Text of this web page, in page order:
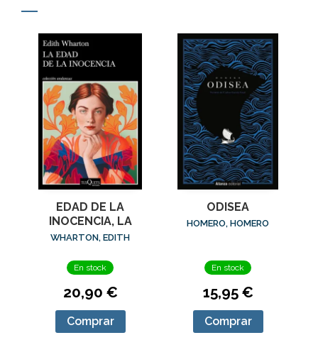
EDAD DE LA
INOCENCIA, LA
WHARTON, EDITH
En stock
20,90 €
Comprar
ODISEA
HOMERO, HOMERO
En stock
15,95 €
Comprar